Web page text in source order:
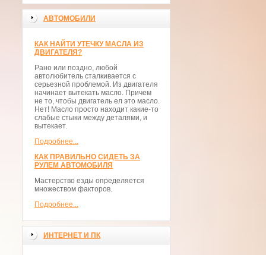
АВТОМОБИЛИ
КАК НАЙТИ УТЕЧКУ МАСЛА ИЗ
ДВИГАТЕЛЯ?
Рано или поздно, любой
автолюбитель сталкивается с
серьезной проблемой. Из двигателя
начинает вытекать масло. Причем
не то, чтобы двигатель ел это масло.
Нет! Масло просто находит какие-то
слабые стыки между деталями, и
вытекает.
Подробнее...
КАК ПРАВИЛЬНО СИДЕТЬ ЗА
РУЛЕМ АВТОМОБИЛЯ
Мастерство езды определяется
множеством факторов.
Подробнее...
ИНТЕРНЕТ И ПК